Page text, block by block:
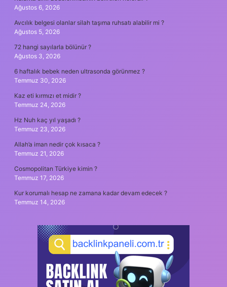
Ağustos 6, 2026
Avcılık belgesi olanlar silah taşıma ruhsatı alabilir mi ?
Ağustos 5, 2026
72 hangi sayılarla bölünür ?
Ağustos 3, 2026
6 haftalık bebek neden ultrasonda görünmez ?
Temmuz 30, 2026
Kaz eti kırmızı et midir ?
Temmuz 24, 2026
Hz Nuh kaç yıl yaşadı ?
Temmuz 23, 2026
Allah’a iman nedir çok kısaca ?
Temmuz 21, 2026
Cosmopolitan Türkiye kimin ?
Temmuz 17, 2026
Kur korumalı hesap ne zamana kadar devam edecek ?
Temmuz 14, 2026